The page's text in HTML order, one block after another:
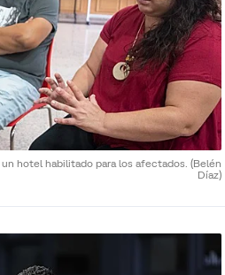
hotel habilitado para los afectados. (Belén
Díaz)